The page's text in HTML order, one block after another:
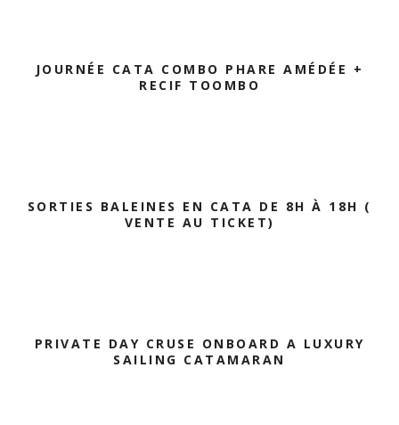
JOURNÉE CATA COMBO PHARE AMÉDÉE +
RECIF TOOMBO
SORTIES BALEINES EN CATA DE 8H À 18H (
VENTE AU TICKET)
PRIVATE DAY CRUSE ONBOARD A LUXURY
SAILING CATAMARAN